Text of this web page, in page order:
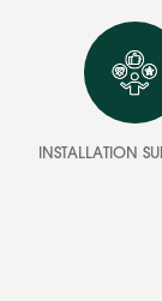
INSTALLATION